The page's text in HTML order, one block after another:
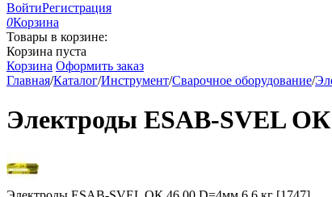
ВойтиРегистрация
0Корзина
Товары в корзине:
Корзина пуста
Корзина Оформить заказ
Главная/Каталог/Инструмент/Сварочное оборудование/
Электроды ESAB-SVEL